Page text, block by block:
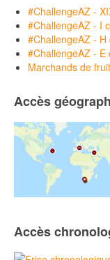
#ChallengeAZ -
#ChallengeAZ - I
#ChallengeAZ -
#ChallengeAZ - E
Marchands de
Accès
Accès